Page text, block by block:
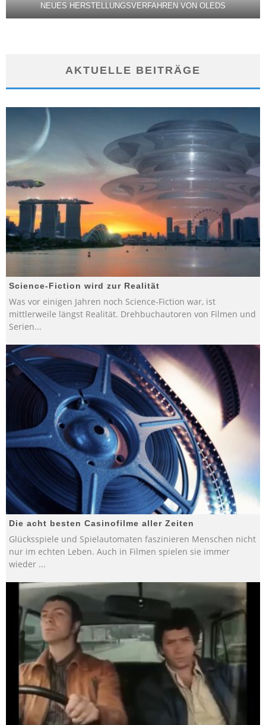
NEUES HERSTELLUNGSVERFAHREN VON OLEDS
AKTUELLE BEITRÄGE
Science-Fiction wird zur Realität
Was vor einigen Jahren noch Science-Fiction war, ist
mittlerweile längst Realität. Drehbuchautoren von Filmen und
Serien...
Die acht besten Casinofilme aller Zeiten
Glücksspiele und Spielautomaten faszinieren Menschen nicht
nur im echten Leben. Auch in Filmen spielen sie immer
wieder ...